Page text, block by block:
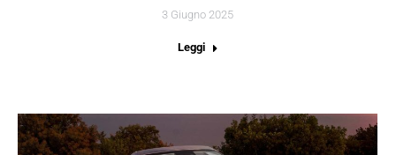
3 Giugno 2025
Leggi